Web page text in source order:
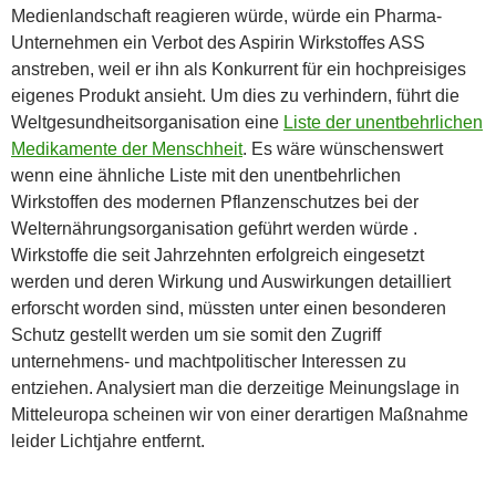
Medienlandschaft reagieren würde, würde ein Pharma-
Unternehmen ein Verbot des Aspirin Wirkstoffes ASS
anstreben, weil er ihn als Konkurrent für ein hochpreisiges
eigenes Produkt ansieht. Um dies zu verhindern, führt die
Weltgesundheitsorganisation eine Liste der unentbehrlichen
Medikamente der Menschheit. Es wäre wünschenswert
wenn eine ähnliche Liste mit den unentbehrlichen
Wirkstoffen des modernen Pflanzenschutzes bei der
Welternährungsorganisation geführt werden würde .
Wirkstoffe die seit Jahrzehnten erfolgreich eingesetzt
werden und deren Wirkung und Auswirkungen detailliert
erforscht worden sind, müssten unter einen besonderen
Schutz gestellt werden um sie somit den Zugriff
unternehmens- und machtpolitischer Interessen zu
entziehen. Analysiert man die derzeitige Meinungslage in
Mitteleuropa scheinen wir von einer derartigen Maßnahme
leider Lichtjahre entfernt.